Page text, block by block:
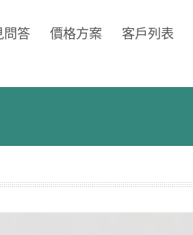
問答 價格方案 客戶列表